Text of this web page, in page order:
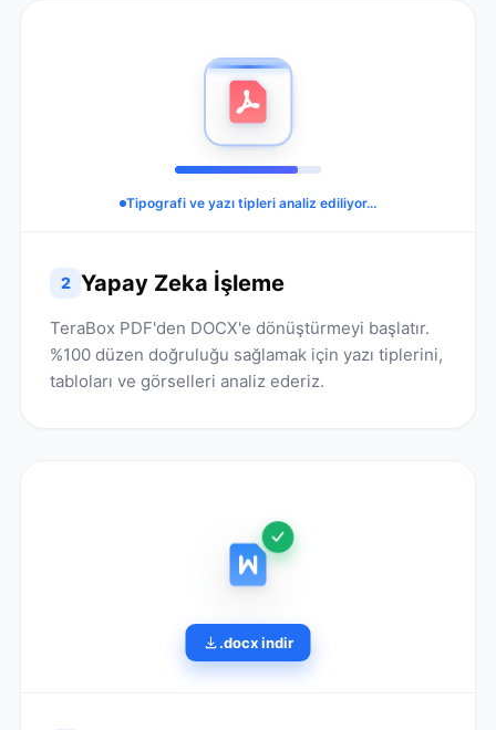
Tipografi ve yazı tipleri analiz ediliyor...
2 Yapay Zeka İşleme
TeraBox PDF'den DOCX'e dönüştürmeyi başlatır.
%100 düzen doğruluğu sağlamak için yazı tiplerini,
tabloları ve görselleri analiz ederiz.
.docx indir